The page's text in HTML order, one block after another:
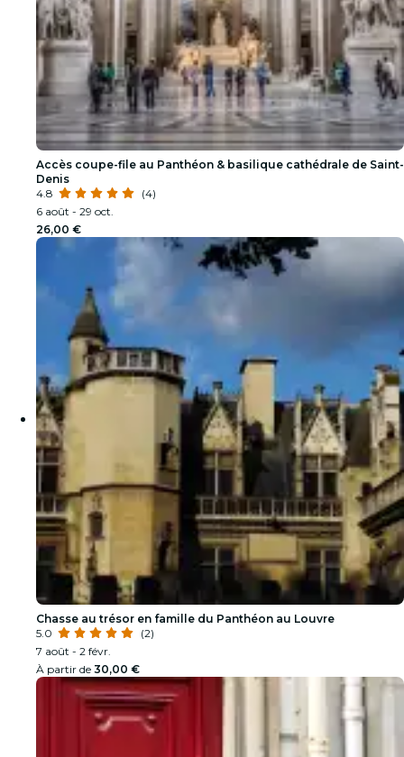
Accès coupe-file au Panthéon & basilique cathédrale de Saint-
Denis
4.8
(4)
6 août - 29 oct.
26,00 €
Chasse au trésor en famille du Panthéon au Louvre
5.0
(2)
7 août - 2 févr.
À partir de 30,00 €